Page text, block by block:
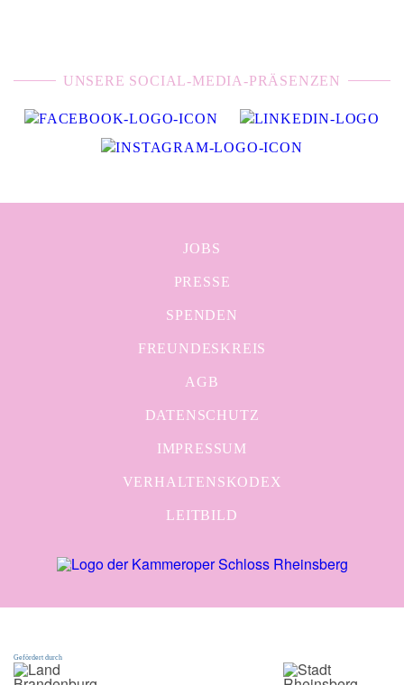
UNSERE SOCIAL-MEDIA-PRÄSENZEN
JOBS
PRESSE
SPENDEN
FREUNDESKREIS
AGB
DATENSCHUTZ
IMPRESSUM
VERHALTENSKODEX
LEITBILD
Gefördert durch